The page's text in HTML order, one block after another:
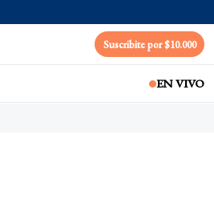
Suscribite por $10.000
EN VIVO